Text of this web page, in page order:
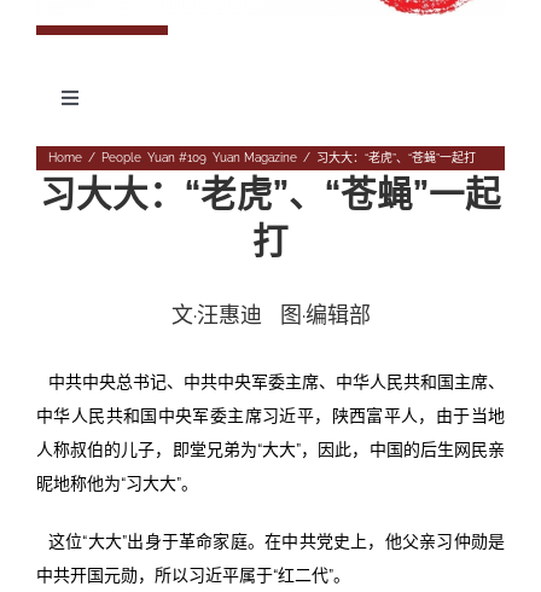
Toggle
专题
人物
历史
文学
杂志期数
180期
179期
177期
“本土文学”栏目征稿
《源》杂志简介
编委会
登录
{username} | 退出
Home / People, Yuan #109, Yuan Magazine / 习大大：“老虎”、“苍蝇”一起打
习大大：“老虎”、“苍蝇”一起
打
文·汪惠迪 图·编辑部
中共中央总书记、中共中央军委主席、中华人民共和国主席、
中华人民共和国中央军委主席习近平，陕西富平人，由于当地
人称叔伯的儿子，即堂兄弟为“大大”，因此，中国的后生网民亲
昵地称他为“习大大”。
这位“大大”出身于革命家庭。在中共党史上，他父亲习仲勋是
中共开国元勋，所以习近平属于“红二代”。